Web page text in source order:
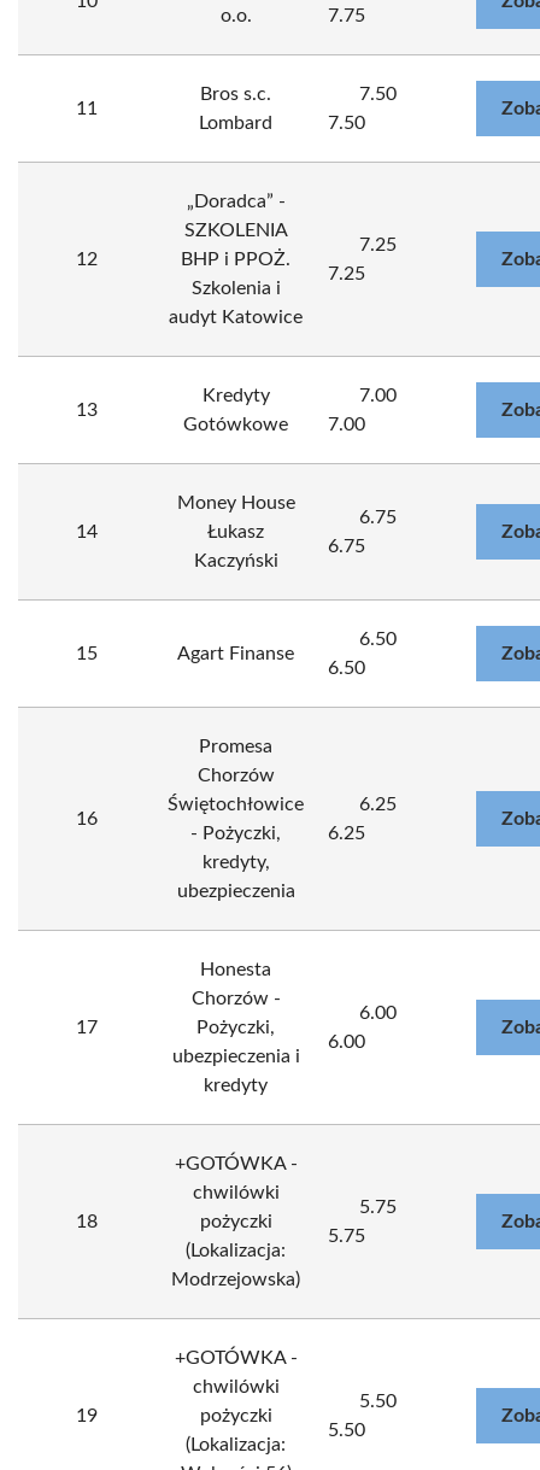
o.o.
7.75
11
Bros s.c.
Lombard
7.50
7.50
12
„Doradca” -
SZKOLENIA
BHP i PPOŻ.
Szkolenia i
audyt Katowice
7.25
7.25
13
Kredyty
Gotówkowe
7.00
7.00
14
Money House
Łukasz
Kaczyński
6.75
6.75
15 Agart Finanse
6.50
6.50
16
Promesa
Chorzów
Świętochłowice
- Pożyczki,
kredyty,
ubezpieczenia
6.25
6.25
17
Honesta
Chorzów -
Pożyczki,
ubezpieczenia i
kredyty
6.00
6.00
18
+GOTÓWKA -
chwilówki
pożyczki
(Lokalizacja:
Modrzejowska)
5.75
5.75
19
+GOTÓWKA -
chwilówki
pożyczki
(Lokalizacja:
5.50
5.50